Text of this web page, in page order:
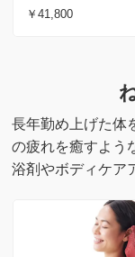
￥41,800
長年勤め上げた体
の疲れを癒すよう
浴剤やボディケア